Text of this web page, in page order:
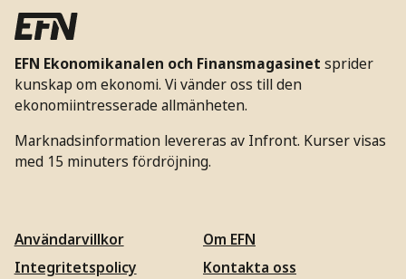
EFN Ekonomikanalen och Finansmagasinet sprider
kunskap om ekonomi. Vi vänder oss till den
ekonomiintresserade allmänheten.
Marknadsinformation levereras av Infront. Kurser visas
med 15 minuters fördröjning.
Användarvillkor
Integritetspolicy
Om EFN
Kontakta oss